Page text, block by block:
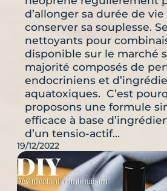
d’allonger sa durée de
conserver sa souplesse.
nettoyants pour
disponible sur le marché
majorité composés de
endocriniens et
aquatoxiques. C’est
proposons une formule
efficace à base
d’un tensio-actif…
19/12/2022